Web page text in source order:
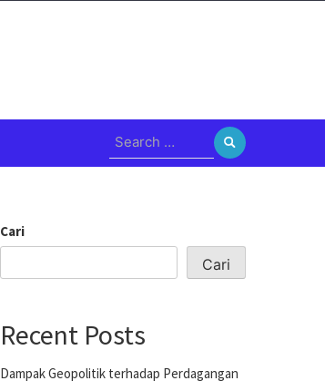
Search
for:
Cari
Cari
Recent Posts
Dampak Geopolitik terhadap Perdagangan